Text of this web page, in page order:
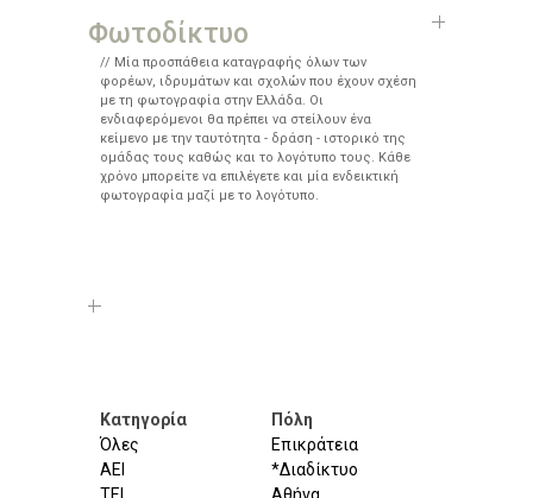
Φωτοδίκτυο
Μία προσπάθεια καταγραφής όλων των
φορέων, ιδρυμάτων και σχολών που έχουν σχέση
με τη φωτογραφία στην Ελλάδα. Οι
ενδιαφερόμενοι θα πρέπει να στείλουν ένα
κείμενο με την ταυτότητα - δράση - ιστορικό της
ομάδας τους καθώς και το λογότυπο τους. Κάθε
χρόνο μπορείτε να επιλέγετε και μία ενδεικτική
φωτογραφία μαζί με το λογότυπο.
Κατηγορία
Όλες
ΑΕΙ
Πόλη
Επικράτεια
*Διαδίκτυο